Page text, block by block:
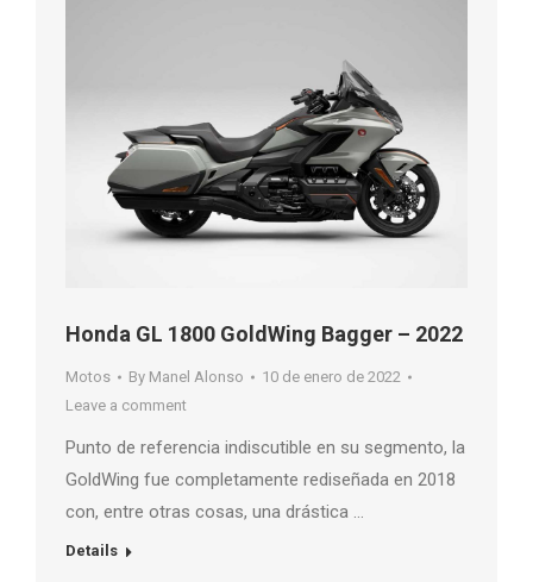
Honda GL 1800 GoldWing Bagger – 2022
Motos By Manel Alonso
10 de enero de 2022
Leave a comment
Punto de referencia indiscutible en su segmento, la
GoldWing fue completamente rediseñada en 2018
con, entre otras cosas, una drástica …
Details